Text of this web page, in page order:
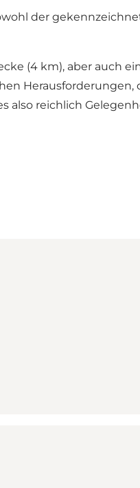
der
(4 km), aber auch
also reichlich